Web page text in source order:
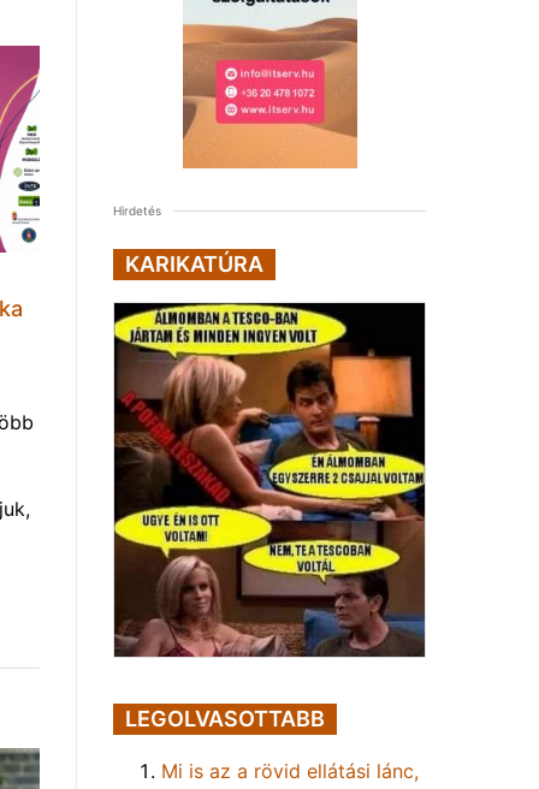
Hirdetés
KARIKATÚRA
LEGOLVASOTTABB
Mi is az a rövid ellátási lánc,